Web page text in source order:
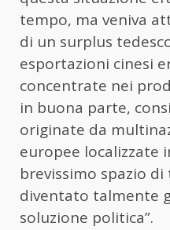
tempo, ma veniva
di un surplus
esportazioni cinesi
concentrate nei
in buona parte,
originate da
europee localizzate
brevissimo spazio
diventato talmente
soluzione politica”.